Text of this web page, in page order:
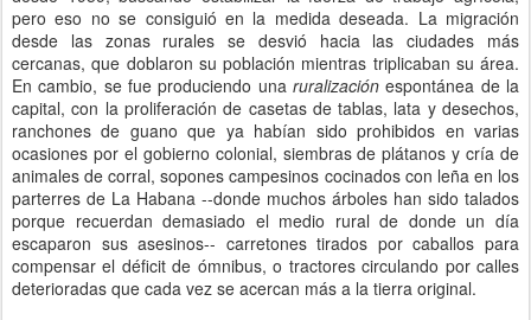
pero eso no se consiguió en la medida deseada. La migración
desde las zonas rurales se desvió hacia las ciudades más
cercanas, que doblaron su población mientras triplicaban su área.
En cambio, se fue produciendo una ruralización espontánea de la
capital, con la proliferación de casetas de tablas, lata y desechos,
ranchones de guano que ya habían sido prohibidos en varias
ocasiones por el gobierno colonial, siembras de plátanos y cría de
animales de corral, sopones campesinos cocinados con leña en los
parterres de La Habana --donde muchos árboles han sido talados
porque recuerdan demasiado el medio rural de donde un día
escaparon sus asesinos-- carretones tirados por caballos para
compensar el déficit de ómnibus, o tractores circulando por calles
deterioradas que cada vez se acercan más a la tierra original.